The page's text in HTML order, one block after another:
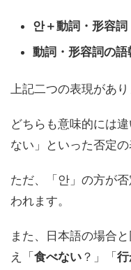
안＋動詞・形容詞
動詞・形容詞の語
上記二つの表現があり
どちらも意味的には
ない」といった否定の
ただ、「안」の方が
われます。
また、日本語の場合
え「 食べない ？」「 行